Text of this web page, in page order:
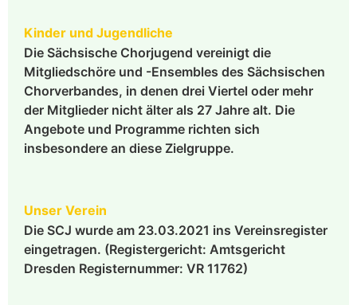
Kinder und Jugendliche
Die Sächsische Chorjugend vereinigt die
Mitgliedschöre und -Ensembles des Sächsischen
Chorverbandes, in denen drei Viertel oder mehr
der Mitglieder nicht älter als 27 Jahre alt. Die
Angebote und Programme richten sich
insbesondere an diese Zielgruppe.
Unser Verein
Die SCJ wurde am 23.03.2021 ins Vereinsregister
eingetragen. (Registergericht: Amtsgericht
Dresden Registernummer: VR 11762)